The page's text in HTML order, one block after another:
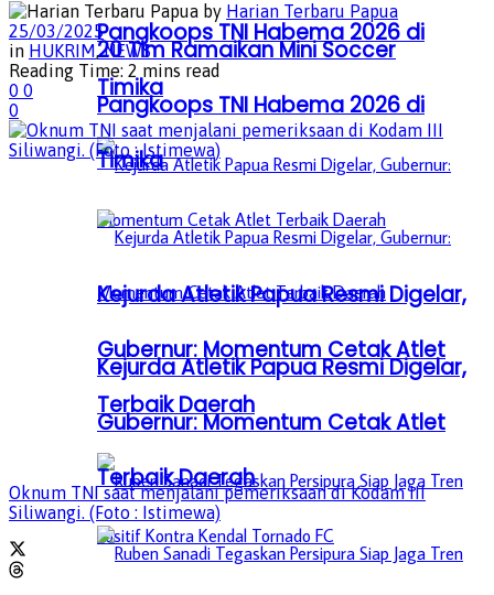
Pangkoops TNI Habema 2026 di
Timika
Kejurda Atletik Papua Resmi Digelar,
Gubernur: Momentum Cetak Atlet
Terbaik Daerah
20 Tim Ramaikan Mini Soccer
Pangkoops TNI Habema 2026 di
Timika
Kejurda Atletik Papua Resmi Digelar,
Gubernur: Momentum Cetak Atlet
Terbaik Daerah
by Harian Terbaru Papua
25/03/2025
in HUKRIM,NEWS
Reading Time: 2 mins read
0 0
0
Oknum TNI saat menjalani pemeriksaan di Kodam III
Siliwangi. (Foto : Istimewa)